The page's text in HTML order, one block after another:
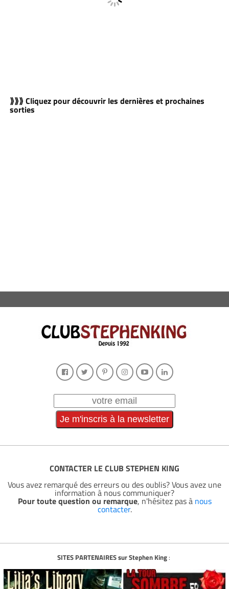
⟫⟫⟫ Cliquez pour découvrir les dernières et prochaines
sorties
CONTACTER LE CLUB STEPHEN KING
Vous avez remarqué des erreurs ou des oublis? Vous avez une
information à nous communiquer?
Pour toute question ou remarque, n'hésitez pas à nous
contacter.
SITES PARTENAIRES sur Stephen King: